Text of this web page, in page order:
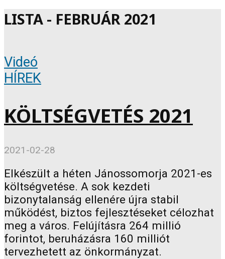
LISTA - FEBRUÁR 2021
Videó
HÍREK
KÖLTSÉGVETÉS 2021
2021-02-28
Elkészült a héten Jánossomorja 2021-es
költségvetése. A sok kezdeti
bizonytalanság ellenére újra stabil
működést, biztos fejlesztéseket célozhat
meg a város. Felújításra 264 millió
forintot, beruházásra 160 milliót
tervezhetett az önkormányzat.